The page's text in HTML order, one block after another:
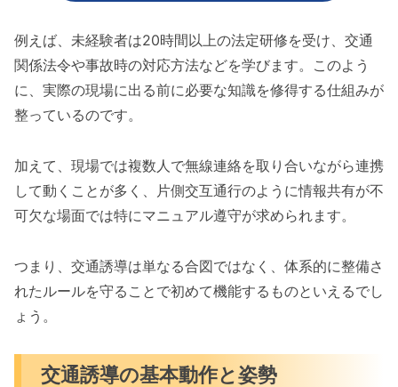
例えば、未経験者は20時間以上の法定研修を受け、交通
関係法令や事故時の対応方法などを学びます。このよう
に、実際の現場に出る前に必要な知識を修得する仕組みが
整っているのです。
加えて、現場では複数人で無線連絡を取り合いながら連携
して動くことが多く、片側交互通行のように情報共有が不
可欠な場面では特にマニュアル遵守が求められます。
つまり、交通誘導は単なる合図ではなく、体系的に整備さ
れたルールを守ることで初めて機能するものといえるでし
ょう。
交通誘導の基本動作と姿勢